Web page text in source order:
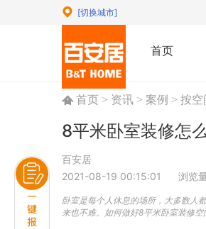
[切换城市]
首页
首页 > 资讯 > 案例 > 按空
8平米卧室装修怎
百安居
2021-08-19 00:15:01
浏览
卧室是每个人休息的场所，大多数人
来也不难。如何做好8平米卧室装修空